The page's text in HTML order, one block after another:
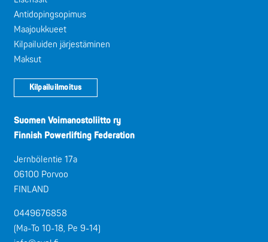
Antidopingsopimus
Maajoukkueet
Kilpailuiden järjestäminen
Maksut
Kilpailuilmoitus
Suomen Voimanostoliitto ry
Finnish Powerlifting Federation
Jernbölentie 17a
06100 Porvoo
FINLAND
0449676858
(Ma-To 10-18, Pe 9-14)